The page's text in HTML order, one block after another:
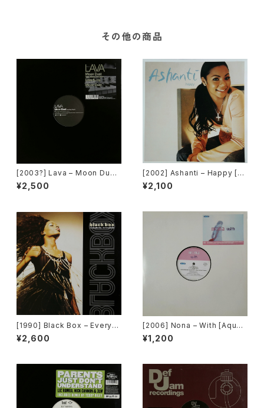
その他の商品
[2003?] Lava – Moon Dust
[JLA Amusement]
¥2,500
[2002] Ashanti – Happy [M
urder Inc Records]
¥2,100
[1990] Black Box – Everyb
ody, Everybody [Deconstr
uction]
¥2,600
[2006] Nona – With [Aqua]
[PROMO]
¥1,200